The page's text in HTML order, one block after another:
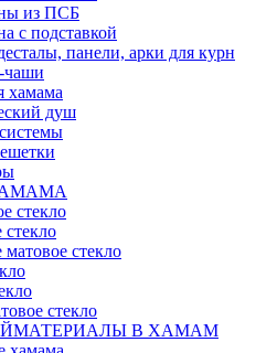
из ПСБ
с подставкой
панели, арки для курн
чаши
хамама
душ
стекло
стекло
матовое стекло
стекло
В ХАМАМ